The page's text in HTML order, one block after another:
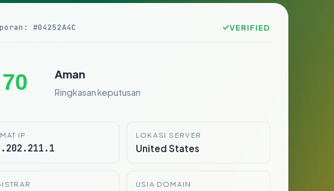
#04252A4C VERIFIED
70 Aman
Ringkasan keputusan
IP LOKASI SERVER
United States
USIA DOMAIN